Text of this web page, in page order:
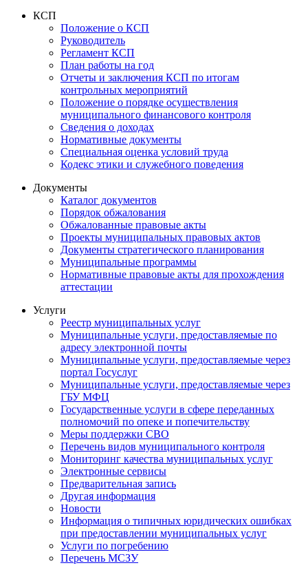
КСП
Положение о КСП
Руководитель
Регламент КСП
План работы на год
Отчеты и заключения КСП по итогам
контрольных мероприятий
Положение о порядке осуществления
муниципального финансового контроля
Сведения о доходах
Нормативные документы
Специальная оценка условий труда
Кодекс этики и служебного поведения
Документы
Каталог документов
Порядок обжалования
Обжалованные правовые акты
Проекты муниципальных правовых актов
Документы стратегического планирования
Муниципальные программы
Нормативные правовые акты для прохождения
аттестации
Услуги
Реестр муниципальных услуг
Муниципальные услуги, предоставляемые по
адресу электронной почты
Муниципальные услуги, предоставляемые через
портал Госуслуг
Муниципальные услуги, предоставляемые через
ГБУ МФЦ
Государственные услуги в сфере переданных
полномочий по опеке и попечительству
Меры поддержки СВО
Перечень видов муниципального контроля
Мониторинг качества муниципальных услуг
Электронные сервисы
Предварительная запись
Другая информация
Новости
Информация о типичных юридических ошибках
при предоставлении муниципальных услуг
Услуги по погребению
Перечень МСЗУ